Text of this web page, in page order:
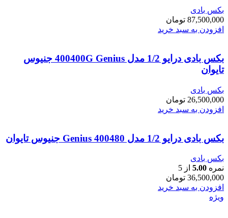
بکس بادی
87,500,000 تومان
افزودن به سبد خرید
بکس بادی درایو 1/2 مدل 400400G Genius جنیوس
تایوان
بکس بادی
26,500,000 تومان
افزودن به سبد خرید
بکس بادی درایو 1/2 مدل 400480 Genius جنیوس تایوان
بکس بادی
نمره 5.00 از 5
36,500,000 تومان
افزودن به سبد خرید
ویژه